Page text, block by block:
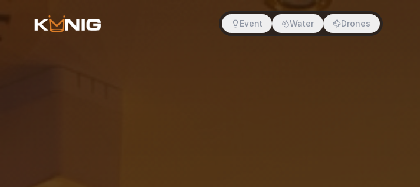
Event Water Drones